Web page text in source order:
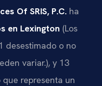
Of SRIS, P.C. ha
en Lexington (Los
desestimado o no
variar.), y 13
representa un